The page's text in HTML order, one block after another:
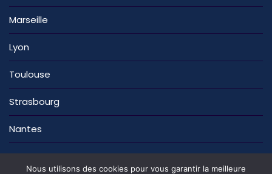
Marseille
Lyon
Toulouse
Strasbourg
Nantes
Nous utilisons des cookies pour vous garantir la meilleure